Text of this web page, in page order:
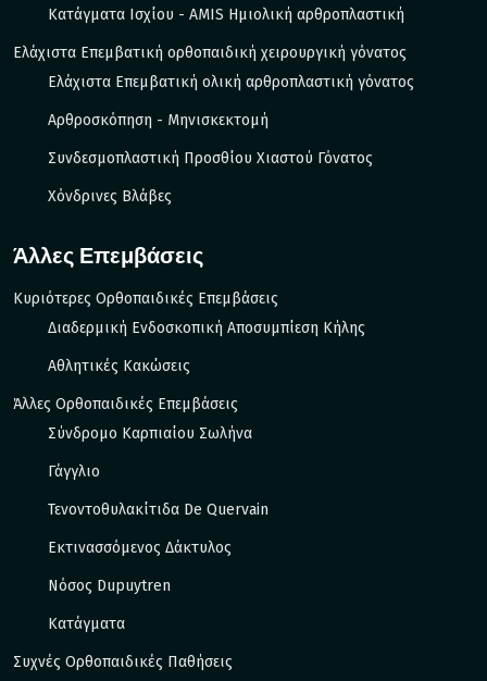
Κατάγματα Ισχίου - ΑΜIS Ημιολική αρθροπλαστική
Ελάχιστα Επεμβατική ορθοπαιδική χειρουργική γόνατος
Ελάχιστα Επεμβατική ολική αρθροπλαστική γόνατος
Αρθροσκόπηση - Μηνισκεκτομή
Συνδεσμοπλαστική Προσθίου Χιαστού Γόνατος
Χόνδρινες Βλάβες
Άλλες Επεμβάσεις
Κυριότερες Ορθοπαιδικές Επεμβάσεις
Διαδερμική Ενδοσκοπική Αποσυμπίεση Κήλης
Αθλητικές Κακώσεις
Άλλες Ορθοπαιδικές Επεμβάσεις
Σύνδρομο Καρπιαίου Σωλήνα
Γάγγλιο
Τενοντοθυλακίτιδα De Quervain
Εκτινασσόμενος Δάκτυλος
Νόσος Dupuytren
Κατάγματα
Συχνές Ορθοπαιδικές Παθήσεις